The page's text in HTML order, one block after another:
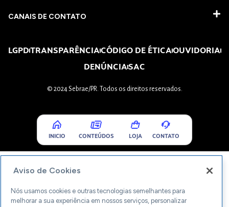
CANAIS DE CONTATO
LGPDTRANSPARÊNCIACÓDIGO DE ÉTICAOUVIDORIA
DENÚNCIASAC
© 2024 Sebrae/PR. Todos os direitos reservados.
INICIO CONTEÚDOS LOJA CONTATO
Aviso de Cookies
Nós usamos cookies e outras tecnologias semelhantes para
melhorar a sua experiência em nossos serviços, personalizar